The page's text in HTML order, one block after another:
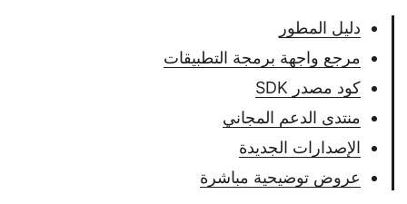
دليل المطور
مرجع واجهة برمجة التطبيقات
كود مصدر SDK
منتدى الدعم المجاني
الإصدارات الجديدة
عروض توضيحية مباشرة